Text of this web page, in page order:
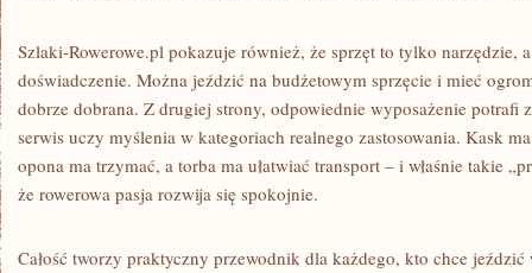
Szlaki-Rowerowe.pl pokazuje również, że sprzęt to tylko narzędzie,
doświadczenie. Można jeździć na budżetowym sprzęcie i mieć
dobrze dobrana. Z drugiej strony, odpowiednie wyposażenie potrafi
serwis uczy myślenia w kategoriach realnego zastosowania. Kask
opona ma trzymać, a torba ma ułatwiać transport – i właśnie takie
że rowerowa pasja rozwija się spokojnie.
Całość tworzy praktyczny przewodnik dla każdego, kto chce